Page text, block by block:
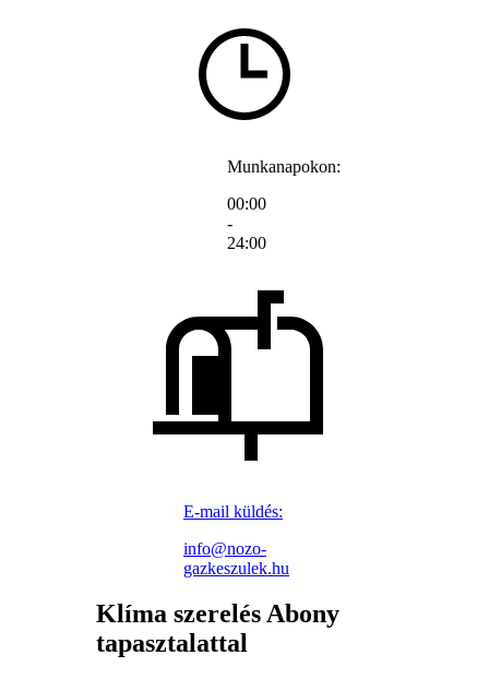
Munkanapokon:
00:00
-
24:00
E-mail küldés:
info@nozo-
gazkeszulek.hu
Klíma szerelés Abony
tapasztalattal